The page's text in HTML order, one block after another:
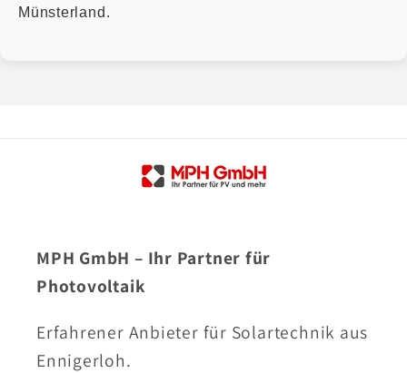
Münsterland.
MPH GmbH – Ihr Partner für
Photovoltaik
Erfahrener Anbieter für Solartechnik aus
Ennigerloh.